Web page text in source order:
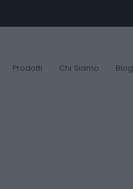
Prodotti Chi Siamo Blog